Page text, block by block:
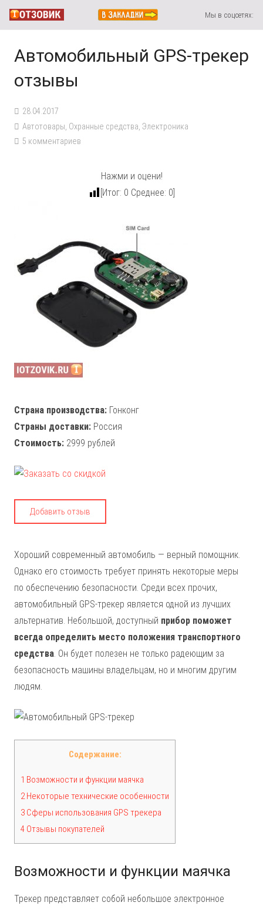
Мы в соцсетях:
Автомобильный GPS-трекер
отзывы
28.04.2017
Автотовары, Охранные средства, Электроника
5 комментариев
Нажми и оцени!
[Итог: 0 Среднее: 0]
Страна производства: Гонконг
Страны доставки: Россия
Стоимость: 2999 рублей
Добавить отзыв
Хороший современный автомобиль — верный помощник.
Однако его стоимость требует принять некоторые меры
по обеспечению безопасности. Среди всех прочих,
автомобильный GPS-трекер является одной из лучших
альтернатив. Небольшой, доступный прибор поможет
всегда определить место положения транспортного
средства. Он будет полезен не только радеющим за
безопасность машины владельцам, но и многим другим
людям.
Содержание:
1 Возможности и функции маячка
2 Некоторые технические особенности
3 Сферы использования GPS трекера
4 Отзывы покупателей
Возможности и функции маячка
Трекер представляет собой небольшое электронное